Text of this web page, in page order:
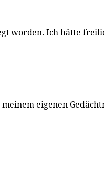
worden. Ich hätte
eigenen